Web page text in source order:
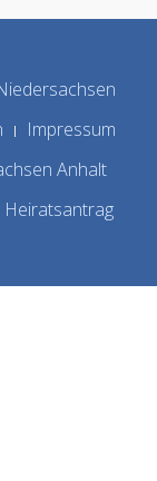
Impressum
Anhalt
Heiratsantrag